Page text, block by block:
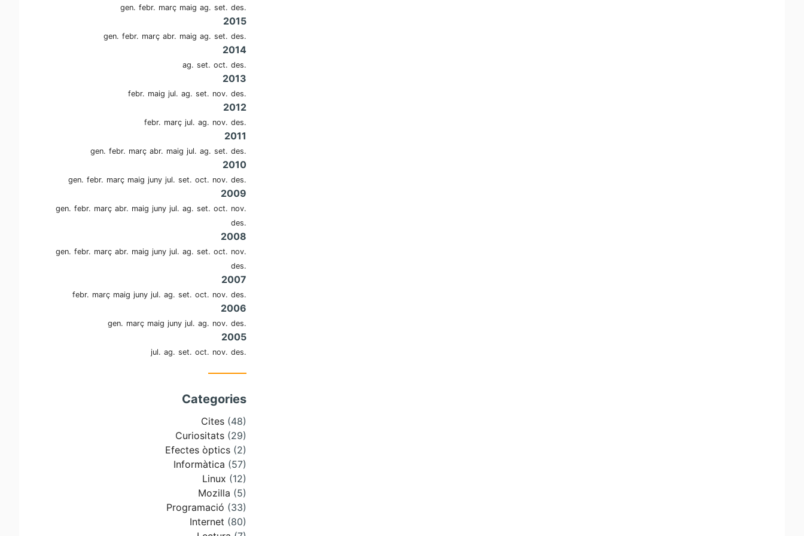
gen. febr. març maig ag. set. des.
2015
gen. febr. març abr. maig ag. set. des.
2014
ag. set. oct. des.
2013
febr. maig jul. ag. set. nov. des.
2012
febr. març jul. ag. nov. des.
2011
gen. febr. març abr. maig jul. ag. set. des.
2010
gen. febr. març maig juny jul. set. oct. nov. des.
2009
gen. febr. març abr. maig juny jul. ag. set. oct. nov.
des.
2008
gen. febr. març abr. maig juny jul. ag. set. oct. nov.
des.
2007
febr. març maig juny jul. ag. set. oct. nov. des.
2006
gen. març maig juny jul. ag. nov. des.
2005
jul. ag. set. oct. nov. des.
Categories
Cites (48)
Curiositats (29)
Efectes òptics (2)
Informàtica (57)
Linux (12)
Mozilla (5)
Programació (33)
Internet (80)